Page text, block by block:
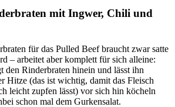
mit Ingwer, Chili und
für das Pulled Beef braucht zwar satte
– arbeitet aber komplett für sich alleine:
den Rinderbraten hinein und lässt ihn
Hitze (das ist wichtig, damit das Fleisch
leicht zupfen lässt) vor sich hin köcheln
schon mal dem Gurkensalat.